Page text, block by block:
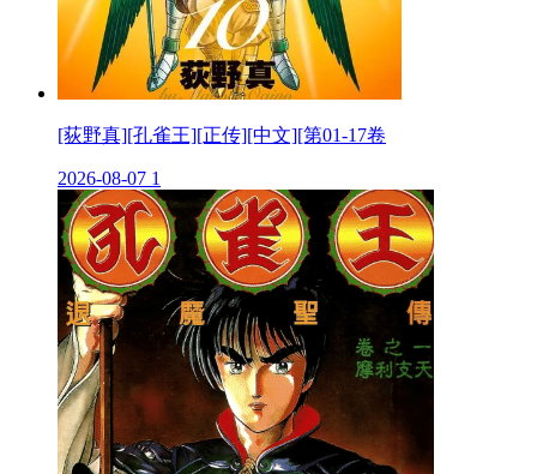
[荻野真][孔雀王][正传][中文][第01-17卷
2026-08-07 1